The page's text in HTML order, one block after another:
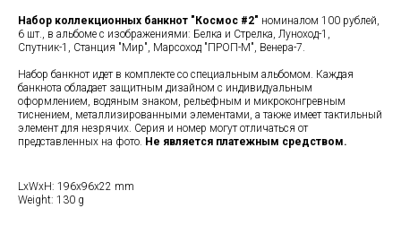
Набор коллекционных банкнот "Космос #2" номиналом 100 рублей,
6 шт., в альбоме с изображениями: Белка и Стрелка, Луноход-1,
Спутник-1, Станция "Мир", Марсоход "ПРОП-М", Венера-7.
Набор банкнот идет в комплекте со специальным альбомом. Каждая
банкнота обладает защитным дизайном с индивидуальным
оформлением, водяным знаком, рельефным и микроконгревным
тиснением, металлизированными элементами, а также имеет тактильный
элемент для незрячих. Серия и номер могут отличаться от
представленных на фото. Не является платежным средством.
LxWxH: 196x96x22 mm
Weight: 130 g